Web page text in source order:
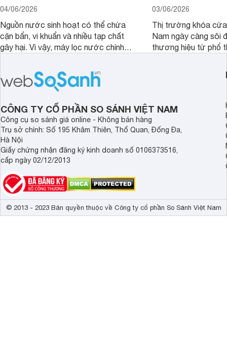
04/06/2026
Nguồn nước sinh hoạt có thể chứa
cặn bẩn, vi khuẩn và nhiều tạp chất
gây hại. Vì vậy, máy lọc nước chính
sức khỏe và đảm bảo nguồn nước
sạch cho cả gia đình.
03/06/2026
Thị trường khóa
Nam ngày càng sôi
thương hiệu từ phổ
cửa điện tử hãng
sẽ so sánh 5
Demax, Hubert và
CÔNG TY CỔ PHẦN SO SÁNH VIỆT NAM
Công cụ so sánh giá online - Không bán hàng
Trụ sở chính: Số 195 Khâm Thiên, Thổ Quan, Đống Đa,
Hà Nội
Giấy chứng nhận đăng ký kinh doanh số 0106373516,
cấp ngày 02/12/2013
© 2013 - 2023 Bản quyền thuộc về Công ty cổ phần So Sánh Việt Nam